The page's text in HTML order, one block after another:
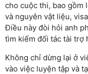
cho cuộc thi, bao gồm
và nguyên vật liệu,
Điều này đòi hỏi anh
tìm kiếm đối tác tài trợ
Không chỉ dừng lại ở
vào việc luyện tập và